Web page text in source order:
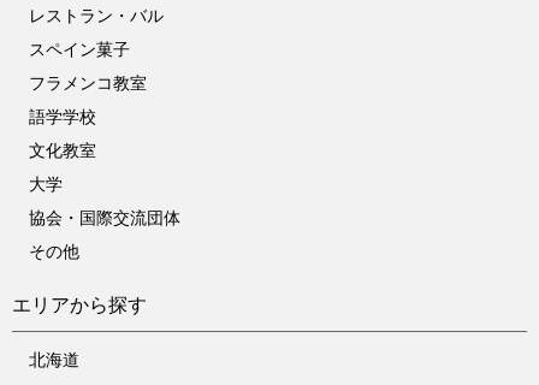
レストラン・バル
スペイン菓子
フラメンコ教室
語学学校
文化教室
大学
協会・国際交流団体
その他
エリアから探す
北海道